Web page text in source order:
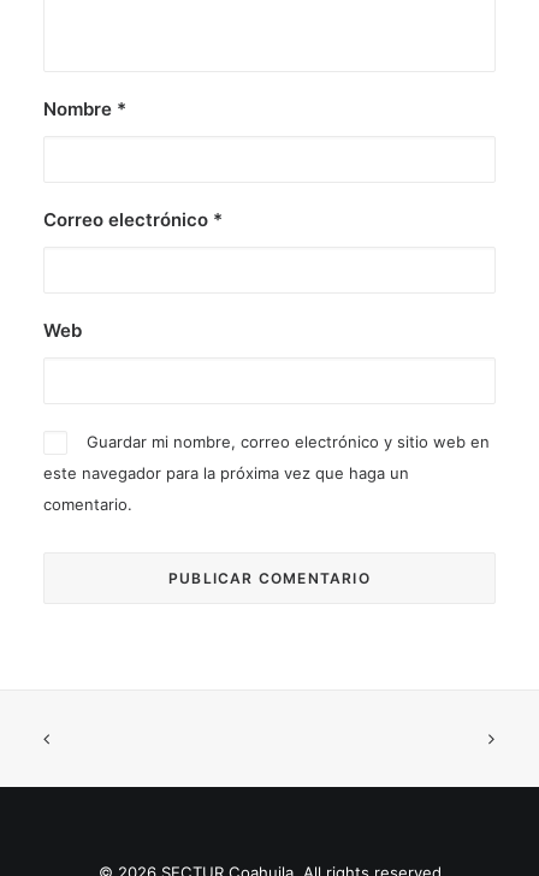
Nombre *
Correo electrónico *
Web
Guardar mi nombre, correo electrónico y sitio web en
este navegador para la próxima vez que haga un
comentario.